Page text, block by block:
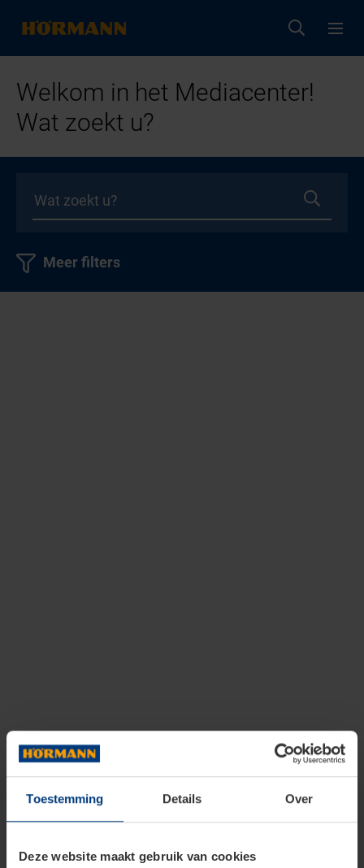
Toestemming Details Over
Deze website maakt gebruik van cookies
Welkom in het Mediacenter!
Wat zoekt u?
Meer filters